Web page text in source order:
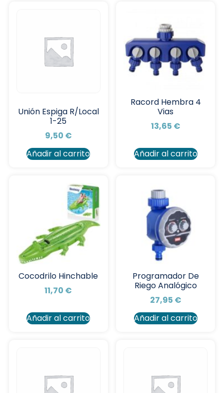
Unión Espiga R/Local
1-25
9,50 €
Añadir al carrito
Racord Hembra 4
Vias
13,65 €
Añadir al carrito
Cocodrilo Hinchable
11,70 €
Añadir al carrito
Programador De
Riego Analógico
27,95 €
Añadir al carrito